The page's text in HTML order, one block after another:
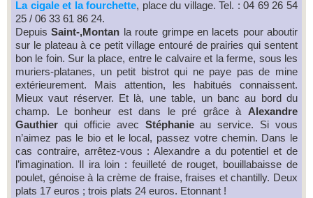
La cigale et la fourchette, place du village. Tel. : 04 69 26 54
25 / 06 33 61 86 24.
DepuisSaint-,Montan la route grimpe en lacets pour aboutir
sur le plateau à ce petit village entouré de prairies qui sentent
bon le foin. Sur la place, entre le calvaire et la ferme, sous les
muriers-platanes, un petit bistrot qui ne paye pas de mine
extérieurement. Mais attention, les habitués connaissent.
Mieux vaut réserver. Et là, une table, un banc au bord du
champ. Le bonheur est dans le pré grâce à Alexandre
Gauthier qui officie avec Stéphanieau service. Si vous
n’aimez pas le bio et le local, passez votre chemin. Dans le
cas contraire, arrêtez-vous : Alexandre a du potentiel et de
l’imagination. Il ira loin : feuilleté de rouget, bouillabaisse de
poulet, génoise à la crème de fraise, fraises et chantilly. Deux
plats 17 euros ; trois plats 24 euros. Etonnant !